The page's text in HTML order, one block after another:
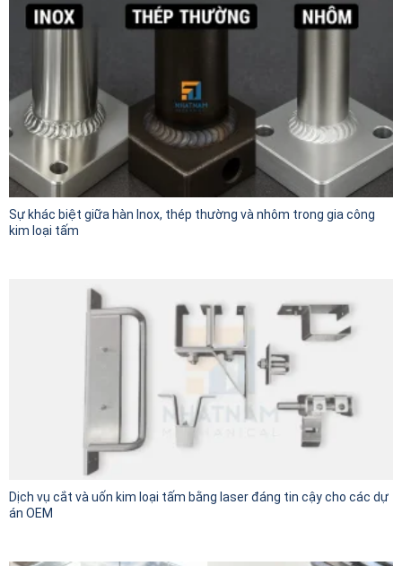
Sự khác biệt giữa hàn Inox, thép thường và nhôm trong gia công
kim loại tấm
Dịch vụ cắt và uốn kim loại tấm bằng laser đáng tin cậy cho các dự
án OEM